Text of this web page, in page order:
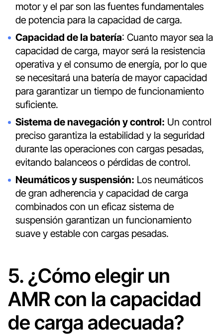
motor y el par son las fuentes fundamentales
de potencia para la capacidad de carga.
Capacidad de la batería: Cuanto mayor sea la
capacidad de carga, mayor será la resistencia
operativa y el consumo de energía, por lo que
se necesitará una batería de mayor capacidad
para garantizar un tiempo de funcionamiento
suficiente.
Sistema de navegación y control: Un control
preciso garantiza la estabilidad y la seguridad
durante las operaciones con cargas pesadas,
evitando balanceos o pérdidas de control.
Neumáticos y suspensión: Los neumáticos
de gran adherencia y capacidad de carga
combinados con un eficaz sistema de
suspensión garantizan un funcionamiento
suave y estable con cargas pesadas.
5. ¿Cómo elegir un
AMR con la capacidad
de carga adecuada?